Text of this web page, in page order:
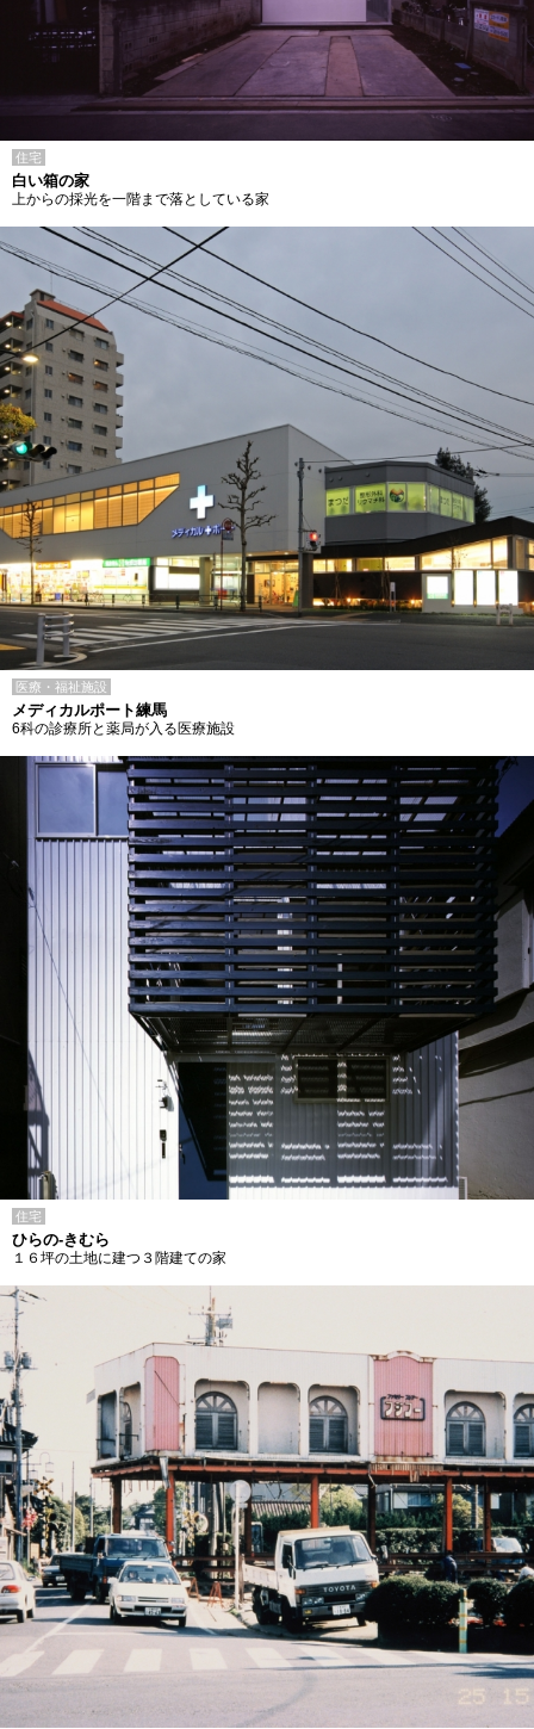
住宅
白い箱の家
上からの採光を一階まで落としている家
医療・福祉施設
メディカルポート練馬
6科の診療所と薬局が入る医療施設
住宅
ひらの-きむら
１６坪の土地に建つ３階建ての家